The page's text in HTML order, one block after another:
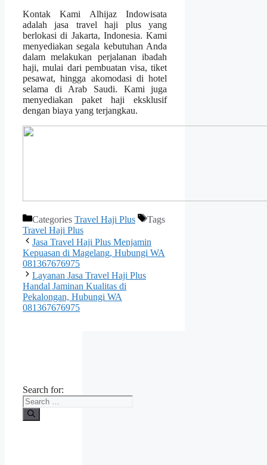
Kontak Kami Alhijaz Indowisata
adalah jasa travel haji plus yang
berlokasi di Jakarta, Indonesia. Kami
menyediakan segala kebutuhan Anda
dalam melakukan perjalanan ibadah
haji, mulai dari pembuatan visa, tiket
pesawat, hingga akomodasi di hotel
selama di Arab Saudi. Kami juga
menyediakan paket haji eksklusif
dengan biaya yang terjangkau.
Categories Travel Haji Plus
Tags
Travel Haji Plus
Jasa Travel Haji Plus Menjamin
Kepuasan di Magelang, Hubungi WA
081367676975
Layanan Jasa Travel Haji Plus
Handal Jaminan Kualitas di
Pekalongan, Hubungi WA
081367676975
Search for: